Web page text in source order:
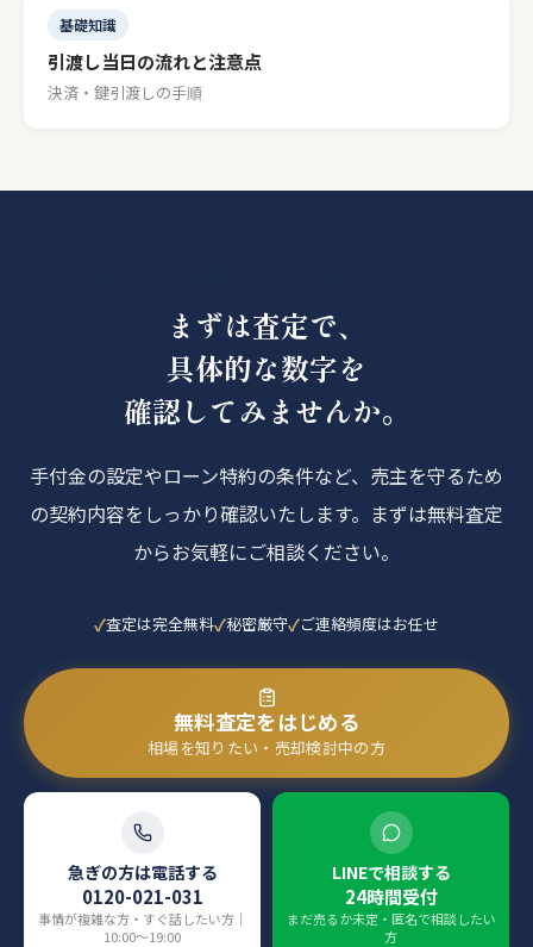
基礎知識
引渡し当日の流れと注意点
決済・鍵引渡しの手順
まずは査定で、
具体的な数字を
確認してみませんか。
手付金の設定やローン特約の条件など、売主を守るため
の契約内容をしっかり確認いたします。まずは無料査定
からお気軽にご相談ください。
査定は完全無料 秘密厳守 ご連絡頻度はお任せ
無料査定をはじめる
相場を知りたい・売却検討中の方
急ぎの方は電話する
0120-021-031
事情が複雑な方・すぐ話したい方｜
10:00〜19:00
LINEで相談する
24時間受付
まだ売るか未定・匿名で相談したい
方